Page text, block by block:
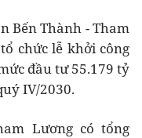
Bến Thành - Tham
chức lễ khởi công
đầu tư 55.179 tỷ
IV/2030.
Lương có tổng